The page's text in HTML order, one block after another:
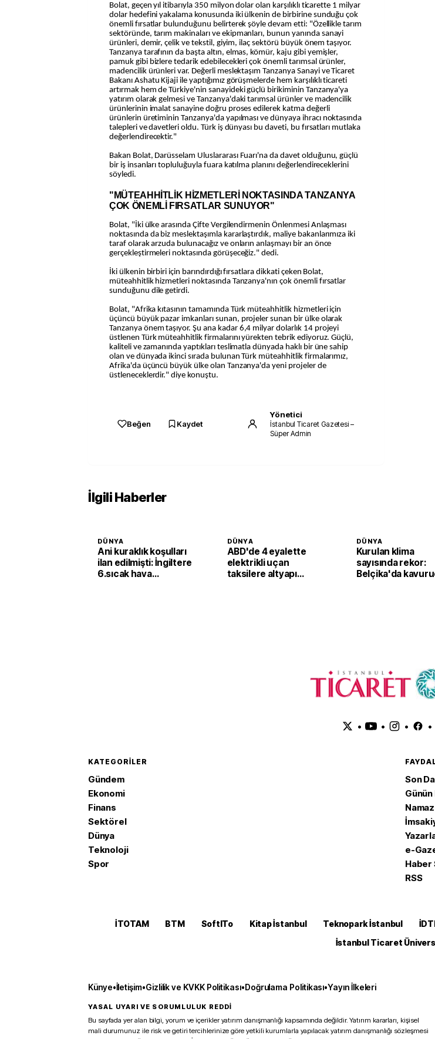
Bolat, geçen yıl itibarıyla 350 milyon dolar olan karşılıklı ticarette 1 milyar
dolar hedefini yakalama konusunda iki ülkenin de birbirine sunduğu çok
önemli fırsatlar bulunduğunu belirterek şöyle devam etti: "Özellikle tarım
sektöründe, tarım makinaları ve ekipmanları, bunun yanında sanayi
ürünleri, demir, çelik ve tekstil, giyim, ilaç sektörü büyük önem taşıyor.
Tanzanya tarafının da başta altın, elmas, kömür, kaju gibi yemişler,
pamuk gibi bizlere tedarik edebilecekleri çok önemli tarımsal ürünler,
madencilik ürünleri var. Değerli meslektaşım Tanzanya Sanayi ve Ticaret
Bakanı Ashatu Kijaji ile yaptığımız görüşmelerde hem karşılıklı ticareti
artırmak hem de Türkiye'nin sanayideki güçlü birikiminin Tanzanya'ya
yatırım olarak gelmesi ve Tanzanya'daki tarımsal ürünler ve madencilik
ürünlerinin imalat sanayine doğru proses edilerek katma değerli
ürünlerin üretiminin Tanzanya'da yapılması ve dünyaya ihracı noktasında
talepleri ve davetleri oldu. Türk iş dünyası bu daveti, bu fırsatları mutlaka
değerlendirecektir."
Bakan Bolat, Darüsselam Uluslararası Fuarı'na da davet olduğunu, güçlü
bir iş insanları topluluğuyla fuara katılma planını değerlendireceklerini
söyledi.
"MÜTEAHHİTLİK HİZMETLERİ NOKTASINDA TANZANYA
ÇOK ÖNEMLİ FIRSATLAR SUNUYOR"
Bolat, "İki ülke arasında Çifte Vergilendirmenin Önlenmesi Anlaşması
noktasında da biz meslektaşımla kararlaştırdık, maliye bakanlarımıza iki
taraf olarak arzuda bulunacağız ve onların anlaşmayı bir an önce
gerçekleştirmeleri noktasında görüşeceğiz." dedi.
İki ülkenin birbiri için barındırdığı fırsatlara dikkati çeken Bolat,
müteahhitlik hizmetleri noktasında Tanzanya'nın çok önemli fırsatlar
sunduğunu dile getirdi.
Bolat, "Afrika kıtasının tamamında Türk müteahhitlik hizmetleri için
üçüncü büyük pazar imkanları sunan, projeler sunan bir ülke olarak
Tanzanya önem taşıyor. Şu ana kadar 6,4 milyar dolarlık 14 projeyi
üstlenen Türk müteahhitlik firmalarını yürekten tebrik ediyoruz. Güçlü,
kaliteli ve zamanında yaptıkları teslimatla dünyada haklı bir üne sahip
olan ve dünyada ikinci sırada bulunan Türk müteahhitlik firmalarımız,
Afrika'da üçüncü büyük ülke olan Tanzanya'da yeni projeler de
üstleneceklerdir." diye konuştu.
Beğen Kaydet
Yönetici
İstanbul Ticaret Gazetesi –
Süper Admin
İlgili Haberler
DÜNYA
Ani kuraklık koşulları
ilan edilmişti: İngiltere
6.sıcak hava
DÜNYA
ABD'de 4 eyalette
elektrikli uçan
taksilere altyapı
DÜNYA
Kurulan klima
sayısında rekor:
Belçika'da
• • • •
KATEGORILER
Gündem
Ekonomi
Finans
Sektörel
Dünya
Teknoloji
Spor
Son
e-
Haber
RSS
İTOTAM BTM SoftITo Kitap İstanbul Teknopark İstanbul
İstanbul Ticaret
Künye•İletişim•Gizlilik ve KVKK Politikası•Doğrulama Politikası•Yayın İlkeleri
YASAL UYARI VE SORUMLULUK REDDİ
Bu sayfada yer alan bilgi, yorum ve içerikler yatırım danışmanlığı kapsamında değildir. Yatırım kararları, kişisel
mali durumunuz ile risk ve getiri tercihlerinize göre yetkili kurumlarla yapılacak yatırım danışmanlığı sözleşmesi